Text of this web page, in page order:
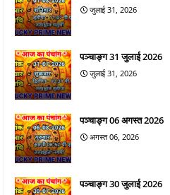
जुलाई 31, 2026
पञ्चाङ्ग 31 जुलाई 2026
जुलाई 31, 2026
पञ्चाङ्ग 06 अगस्त 2026
अगस्त 06, 2026
पञ्चाङ्ग 30 जुलाई 2026